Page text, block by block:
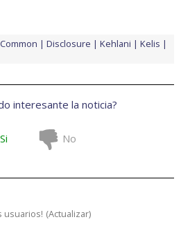
Common Disclosure Kehlani
Kelis
interesante la noticia?
Si No
usuarios! (Actualizar)